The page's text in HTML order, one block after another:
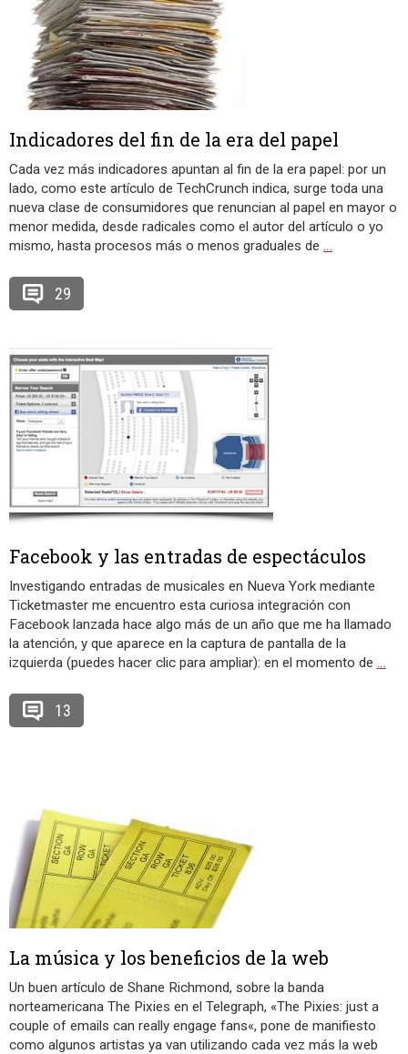
Indicadores del fin de la era del papel
Cada vez más indicadores apuntan al fin de la era papel: por un
lado, como este artículo de TechCrunch indica, surge toda una
nueva clase de consumidores que renuncian al papel en mayor o
menor medida, desde radicales como el autor del artículo o yo
mismo, hasta procesos más o menos graduales de …
29
Facebook y las entradas de espectáculos
Investigando entradas de musicales en Nueva York mediante
Ticketmaster me encuentro esta curiosa integración con
Facebook lanzada hace algo más de un año que me ha llamado
la atención, y que aparece en la captura de pantalla de la
izquierda (puedes hacer clic para ampliar): en el momento de …
13
La música y los beneficios de la web
Un buen artículo de Shane Richmond, sobre la banda
norteamericana The Pixies en el Telegraph, «The Pixies: just a
couple of emails can really engage fans«, pone de manifiesto
como algunos artistas ya van utilizando cada vez más la web